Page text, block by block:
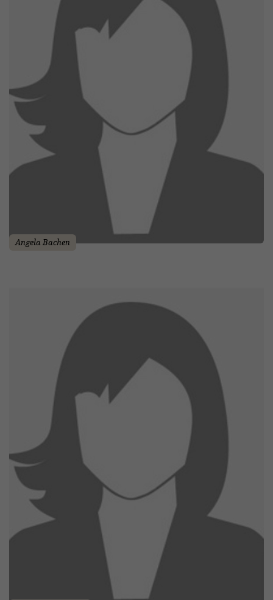
Angela Bachen